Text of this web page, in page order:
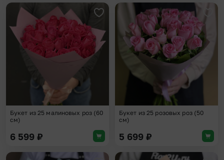
Добавить в избранное
Букет из 25 малиновых роз (60
см)
6 599 ₽
Букет из 25 розовых роз (50
см)
5 699 ₽